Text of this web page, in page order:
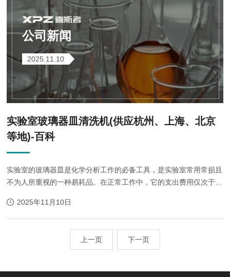
公司新闻
2025.11.10
实验室玻璃器皿清洗机(供应杭州、上海、北京
等地)-百科
实验室的玻璃器皿是化学分析工作的必备工具，是实验室常用常损且
不为人所重视的一种易耗品。在正常工作中，它的支出费用仅次于药
可以降低损耗，节约资金。(一)玻...
2025年11月10日
上一页 下一页